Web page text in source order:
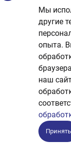
Мы
другие
опыта.
наш
Принять